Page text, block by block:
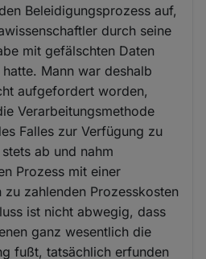
Beleidigungsprozess auf,
durch seine
mit gefälschten Daten
Mann war deshalb
aufgefordert worden,
Verarbeitungsmethode
Falles zur Verfügung zu
ab und nahm
Prozess mit einer
zu zahlenden Prozesskosten
ist nicht abwegig, dass
ganz wesentlich die
fußt, tatsächlich erfunden